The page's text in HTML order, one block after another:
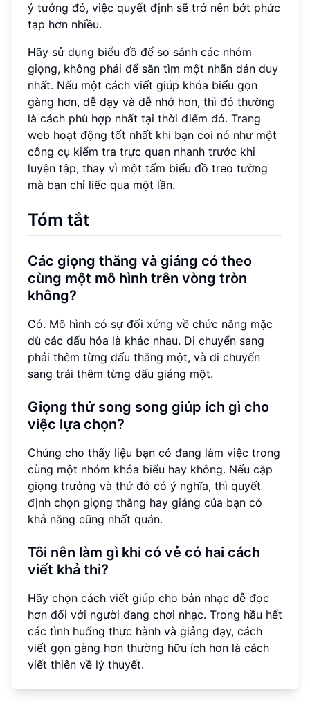
ý tưởng đó, việc quyết định sẽ trở nên bớt phức
tạp hơn nhiều.
Hãy sử dụng biểu đồ để so sánh các nhóm
giọng, không phải để săn tìm một nhãn dán duy
nhất. Nếu một cách viết giúp khóa biểu gọn
gàng hơn, dễ dạy và dễ nhớ hơn, thì đó thường
là cách phù hợp nhất tại thời điểm đó. Trang
web hoạt động tốt nhất khi bạn coi nó như một
công cụ kiểm tra trực quan nhanh trước khi
luyện tập, thay vì một tấm biểu đồ treo tường
mà bạn chỉ liếc qua một lần.
Tóm tắt
Các giọng thăng và giáng có theo
cùng một mô hình trên vòng tròn
không?
Có. Mô hình có sự đối xứng về chức năng mặc
dù các dấu hóa là khác nhau. Di chuyển sang
phải thêm từng dấu thăng một, và di chuyển
sang trái thêm từng dấu giáng một.
Giọng thứ song song giúp ích gì cho
việc lựa chọn?
Chúng cho thấy liệu bạn có đang làm việc trong
cùng một nhóm khóa biểu hay không. Nếu cặp
giọng trưởng và thứ đó có ý nghĩa, thì quyết
định chọn giọng thăng hay giáng của bạn có
khả năng cũng nhất quán.
Tôi nên làm gì khi có vẻ có hai cách
viết khả thi?
Hãy chọn cách viết giúp cho bản nhạc dễ đọc
hơn đối với người đang chơi nhạc. Trong hầu hết
các tình huống thực hành và giảng dạy, cách
viết gọn gàng hơn thường hữu ích hơn là cách
viết thiên về lý thuyết.